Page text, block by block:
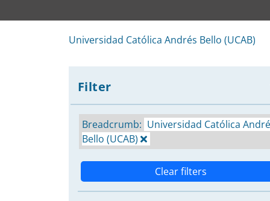
Universidad Católica Andrés Bello (UCAB)
Filter
Breadcrumb: Universidad Católica
Bello (UCAB)
Clear filters